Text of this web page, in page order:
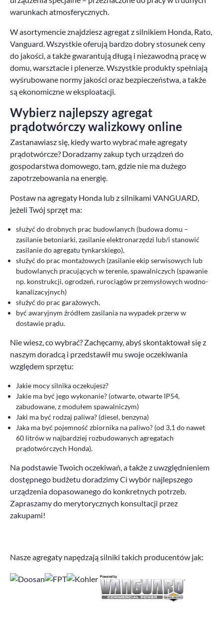
warunkach atmosferycznych.
W asortymencie znajdziesz agregat z silnikiem Honda, Rato,
Vanguard. Wszystkie oferują bardzo dobry stosunek ceny
do jakości, a także gwarantują długą i niezawodną pracę w
domu, warsztacie i plenerze. Wszystkie produkty spełniają
wyśrubowane normy jakości oraz bezpieczeństwa, a także
są ekonomiczne w eksploatacji.
Wybierz najlepszy agregat
prądotwórczy walizkowy online
Zastanawiasz się, kiedy warto wybrać małe agregaty
prądotwórcze? Doradzamy zakup tych urządzeń do
gospodarstwa domowego, tam, gdzie nie ma dużego
zapotrzebowania na energię.
Postaw na agregaty Honda lub z silnikami VANGUARD,
jeżeli Twój sprzęt ma:
służyć do drobnych prac budowlanych (budowa domu –
zasilanie betoniarki, zasilanie elektronarzędzi lub/i stanowić
zasilanie do agregatu tynkarskiego),
służyć do prac montażowych (zasilanie ekip serwisowych lub
budowlanych pracujących w terenie, spawalniczych (spawanie
np. konstrukcji, ogrodzeń, rurociągów przemysłowych wodno-
kanalizacyjnych)
służyć do prac garażowych,
być awaryjnym źródłem zasilania na wypadek przerw w
dostawie prądu.
Nie wiesz, co wybrać? Zachęcamy, abyś skontaktował się z
naszym doradcą i przedstawił mu swoje oczekiwania
względem sprzętu:
Jakie mocy silnika oczekujesz?
Jakie ma być jego wykonanie? (otwarte, otwarte IP54,
zabudowane, z modułem spawalniczym)
Jaki ma być rodzaj paliwa? (diesel, benzyna)
Jaka ma być pojemność zbiornika na paliwo? (od 3,1 do nawet
60 litrów w najbardziej rozbudowanych agregatach
prądotwórczych Honda).
Na podstawie Twoich oczekiwań, a także z uwzględnieniem
dostępnego budżetu doradzimy Ci wybór najlepszego
urządzenia dopasowanego do konkretnych potrzeb.
Zapraszamy do merytorycznych konsultacji przez
zakupami!
Nasze agregaty napędzają silniki takich producentów jak: